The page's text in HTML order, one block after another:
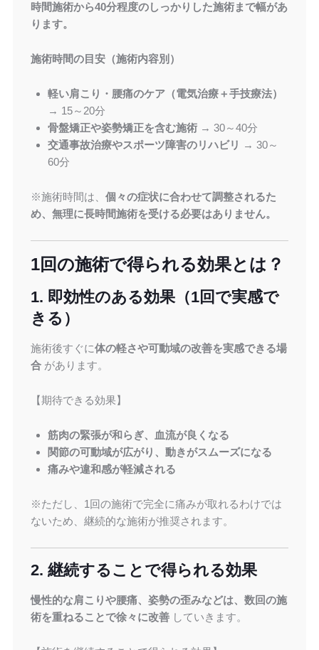
時間施術から40分程度のしっかりした施術まで幅があ
ります。
施術時間の目安（施術内容別）
軽い肩こり・腰痛のケア（電気治療＋手技療法）
→ 15～20分
骨盤矯正や姿勢矯正を含む施術→ 30～40分
交通事故治療やスポーツ障害のリハビリ → 30～
60分
※施術時間は、 個々の症状に合わせて調整されるた
め、無理に長時間施術を受ける必要はありません。
1回の施術で得られる効果とは？
1. 即効性のある効果（1回で実感で
きる）
施術後すぐに体の軽さや可動域の改善を実感できる場
合があります。
【期待できる効果】
筋肉の緊張が和らぎ、血流が良くなる
関節の可動域が広がり、動きがスムーズになる
痛みや違和感が軽減される
※ただし、1回の施術で完全に痛みが取れるわけでは
ないため、継続的な施術が推奨されます。
2. 継続することで得られる効果
慢性的な肩こりや腰痛、姿勢の歪みなどは、数回の施
術を重ねることで徐々に改善していきます。